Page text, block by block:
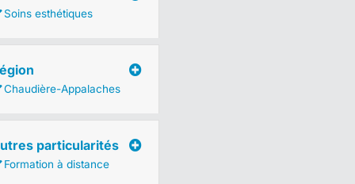
Soins esthétiques
Chaudière-Appalaches
particularités
Formation à distance